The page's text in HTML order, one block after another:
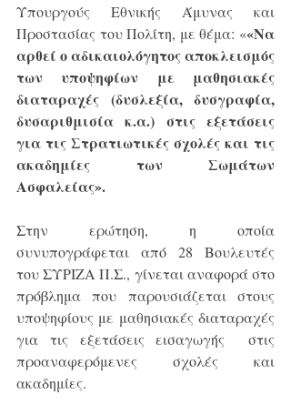
Υπουργούς Εθνικής Άμυνας και
Προστασίας του Πολίτη, με θέμα: ««Να
αρθεί ο αδικαιολόγητος αποκλεισμός
των υποψηφίων με μαθησιακές
διαταραχές (δυσλεξία, δυσγραφία,
δυσαριθμισία κ.α.) στις εξετάσεις
για τις Στρατιωτικές σχολές και τις
ακαδημίες των Σωμάτων
Ασφαλείας».
Στην ερώτηση, η οποία
συνυπογράφεται από 28 Βουλευτές
του ΣΥΡΙΖΑ Π.Σ., γίνεται αναφορά στο
πρόβλημα που παρουσιάζεται στους
υποψηφίους με μαθησιακές διαταραχές
για τις εξετάσεις εισαγωγής  στις
προαναφερόμενες σχολές και
ακαδημίες.